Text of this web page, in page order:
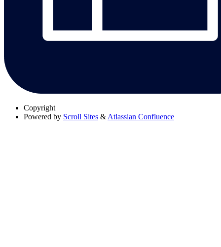
Copyright
Powered by Scroll Sites & Atlassian Confluence